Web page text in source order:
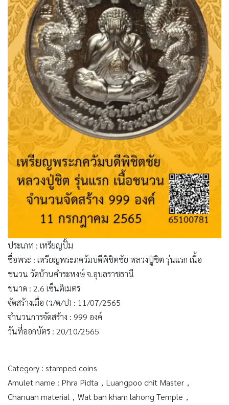
ประเภท : เหรียญปั้ม
ชื่อพระ : เหรียญพระภควัมบดีพิชิตชัย หลวงปู่ชิต รุ่นแรก เนื้อ
ชนวน วัดบ้านคำระหงษ์ จ.อุบลราชธานี
ขนาด : 2.6 เซ็นติเมตร
จัดสร้างเมื่อ (ว/ด/ป) : 11/07/2565
จำนวนการจัดสร้าง : 999 องค์
วันที่ออกบัตร : 20/10/2565
Category : stamped coins
Amulet name : Phra Pidta，Luangpoo chit Master，
Chanuan material，Wat ban kham lahong Temple，